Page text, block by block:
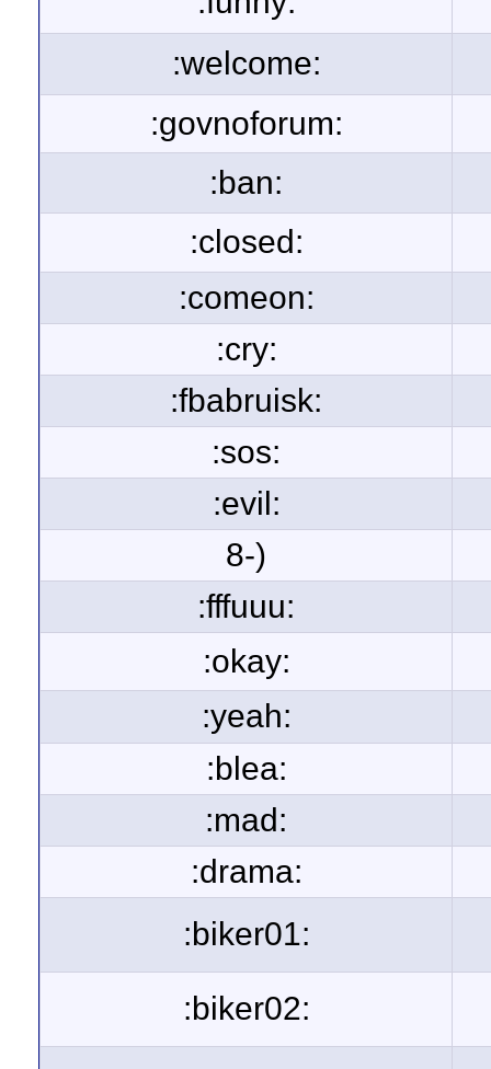
:welcome:
:govnoforum:
:ban:
:closed:
:comeon:
:cry:
:fbabruisk:
:sos:
:evil:
8-)
:fffuuu:
:okay:
:yeah:
:blea:
:mad:
:drama:
:biker01:
:biker02: